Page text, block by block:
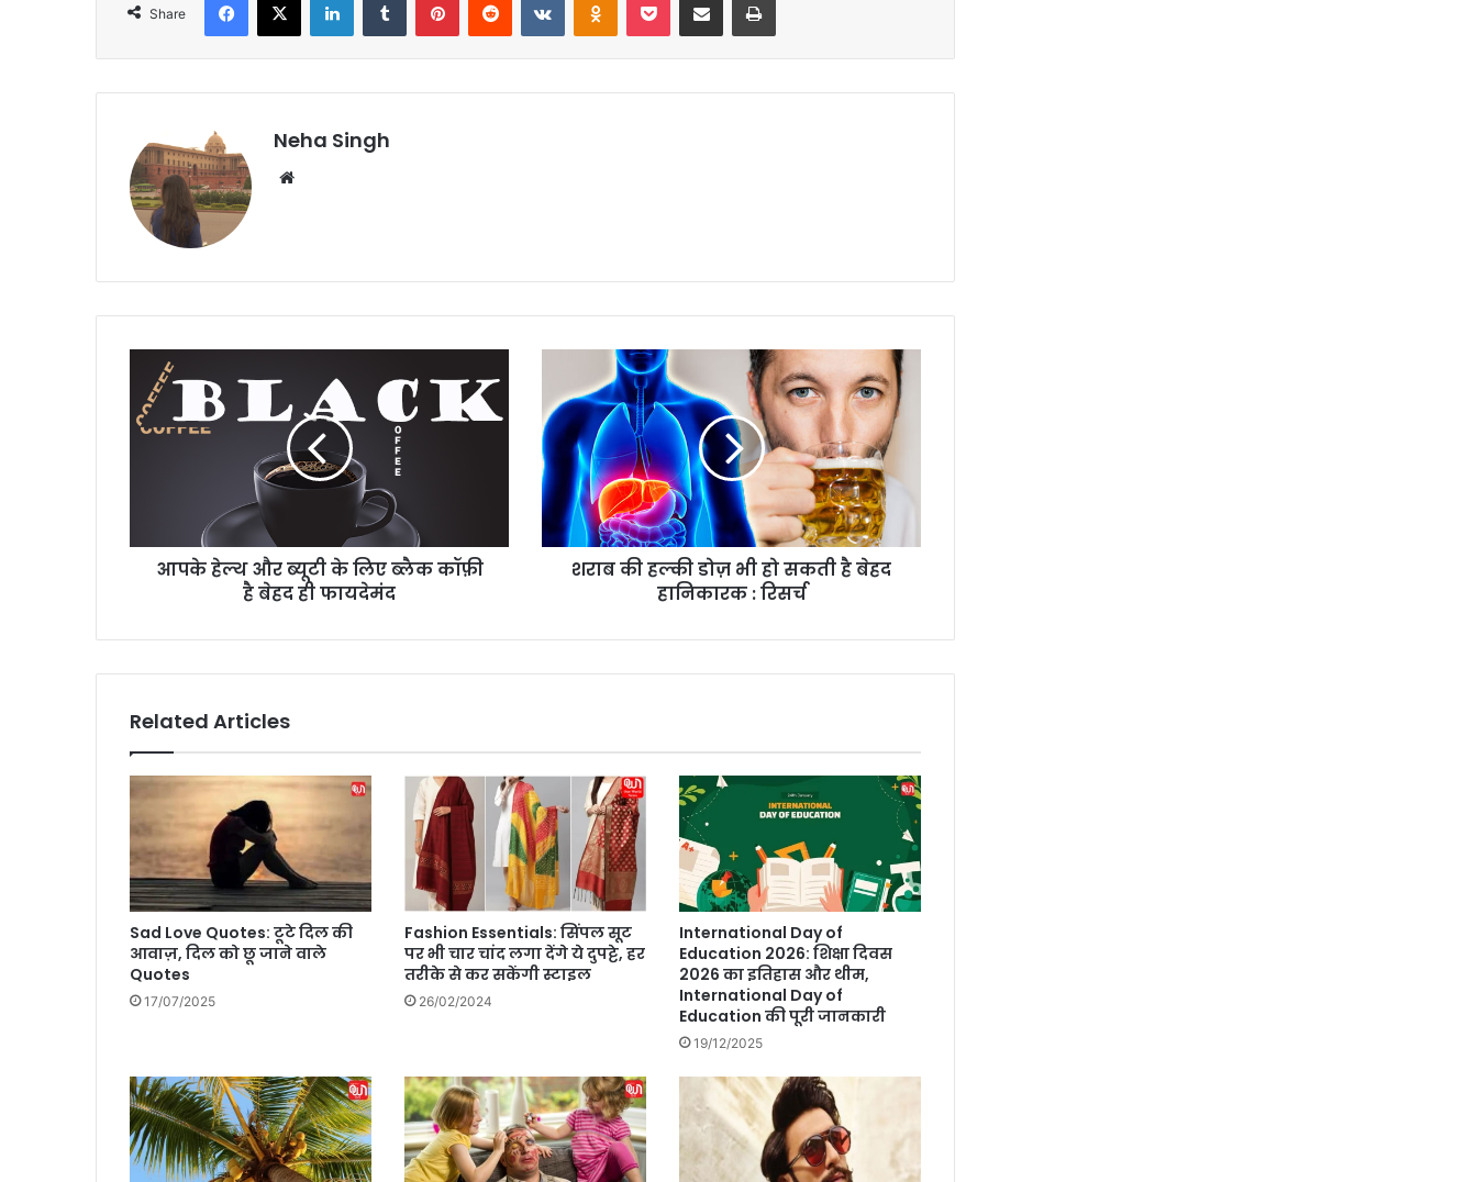
Share
Neha Singh
टी
ब्लै
है
बे
ह
द
फा
य
दे
मं
द
आपके हेल्थ और ब्यूटी के लिए ब्लैक कॉफ़ी
है बेहद ही फायदेमंद
ब
की
ह
ल्की
डो
ज़
भी
ती
हा
नि
र
क
:
रि
स
र्च
शराब की हल्की डोज़ भी हो सकती है बेहद
हानिकारक : रिसर्च
Related Articles
Sad Love Quotes: टूटे दिल की
आवाज़, दिल को छू जाने वाले
Quotes
17/07/2025
Fashion Essentials: सिंपल सूट
पर भी चार चांद लगा देंगे ये दुपट्टे, हर
तरीके से कर सकेंगी स्टाइल
26/02/2024
International Day of
Education 2026: शिक्षा दिवस
2026 का इतिहास और थीम,
International Day of
Education की पूरी जानकारी
19/12/2025